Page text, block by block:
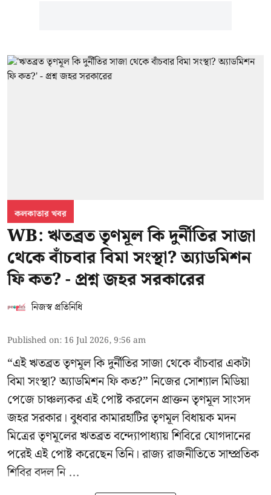
কলকাতার খবর
WB: ঋতব্রত তৃণমূল কি দুর্নীতির সাজা
থেকে বাঁচবার বিমা সংস্থা? অ্যাডমিশন
ফি কত? - প্রশ্ন জহর সরকারের
নিজস্ব প্রতিনিধি
Published on: 16 Jul 2026, 9:56 am
“এই ঋতব্রত তৃণমূল কি দুর্নীতির সাজা থেকে বাঁচবার একটা
বিমা সংস্থা? অ্যাডমিশন ফি কত?” নিজের সোশ্যাল মিডিয়া
পেজে চাঞ্চল্যকর এই পোষ্ট করলেন প্রাক্তন তৃণমূল সাংসদ
জহর সরকার। বুধবার কামারহাটির তৃণমূল বিধায়ক মদন
মিত্রেরতৃণমূলের ঋতব্রত বন্দ্যোপাধ্যায় শিবিরেযোগদানের
পরেই এই পোষ্ট করেছেন তিনি। রাজ্য রাজনীতিতে সাম্প্রতিক
শিবির বদল নি ...